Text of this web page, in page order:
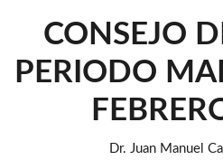
CONSEJO
PERIODO
Dr. Juan Manuel